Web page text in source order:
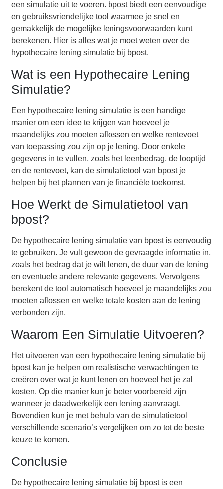
een simulatie uit te voeren. bpost biedt een eenvoudige
en gebruiksvriendelijke tool waarmee je snel en
gemakkelijk de mogelijke leningsvoorwaarden kunt
berekenen. Hier is alles wat je moet weten over de
hypothecaire lening simulatie bij bpost.
Wat is een Hypothecaire Lening
Simulatie?
Een hypothecaire lening simulatie is een handige
manier om een idee te krijgen van hoeveel je
maandelijks zou moeten aflossen en welke rentevoet
van toepassing zou zijn op je lening. Door enkele
gegevens in te vullen, zoals het leenbedrag, de looptijd
en de rentevoet, kan de simulatietool van bpost je
helpen bij het plannen van je financiële toekomst.
Hoe Werkt de Simulatietool van
bpost?
De hypothecaire lening simulatie van bpost is eenvoudig
te gebruiken. Je vult gewoon de gevraagde informatie in,
zoals het bedrag dat je wilt lenen, de duur van de lening
en eventuele andere relevante gegevens. Vervolgens
berekent de tool automatisch hoeveel je maandelijks zou
moeten aflossen en welke totale kosten aan de lening
verbonden zijn.
Waarom Een Simulatie Uitvoeren?
Het uitvoeren van een hypothecaire lening simulatie bij
bpost kan je helpen om realistische verwachtingen te
creëren over wat je kunt lenen en hoeveel het je zal
kosten. Op die manier kun je beter voorbereid zijn
wanneer je daadwerkelijk een lening aanvraagt.
Bovendien kun je met behulp van de simulatietool
verschillende scenario’s vergelijken om zo tot de beste
keuze te komen.
Conclusie
De hypothecaire lening simulatie bij bpost is een